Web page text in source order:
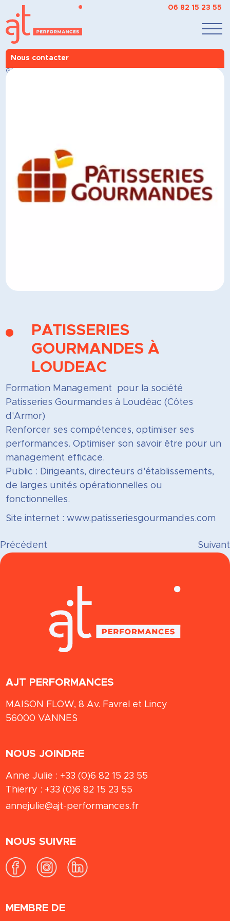
06 82 15 23 55
Nous contacter
AJT Performances>
GOURMANDES À LOUDEAC
PATISSERIES
GOURMANDES À
LOUDEAC
Formation Management pour la société
Patisseries Gourmandes à Loudéac (Côtes
d'Armor)
Renforcer ses compétences, optimiser ses
performances. Optimiser son savoir être pour un
management efficace.
Public : Dirigeants, directeurs d'établissements,
de larges unités opérationnelles ou
fonctionnelles.
Site internet : www.patisseriesgourmandes.com
Suivant
Précédent
AJT PERFORMANCES
MAISON FLOW, 8 Av. Favrel et Lincy
56000 VANNES
NOUS JOINDRE
Anne Julie : +33 (0)6 82 15 23 55
Thierry : +33 (0)6 82 15 23 55
annejulie@ajt-performances.fr
NOUS SUIVRE
MEMBRE DE